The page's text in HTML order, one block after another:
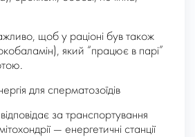
щоб у раціоні був також
який “працює в парі”
для сперматозоїдів
за транспортування
— енергетичні станції